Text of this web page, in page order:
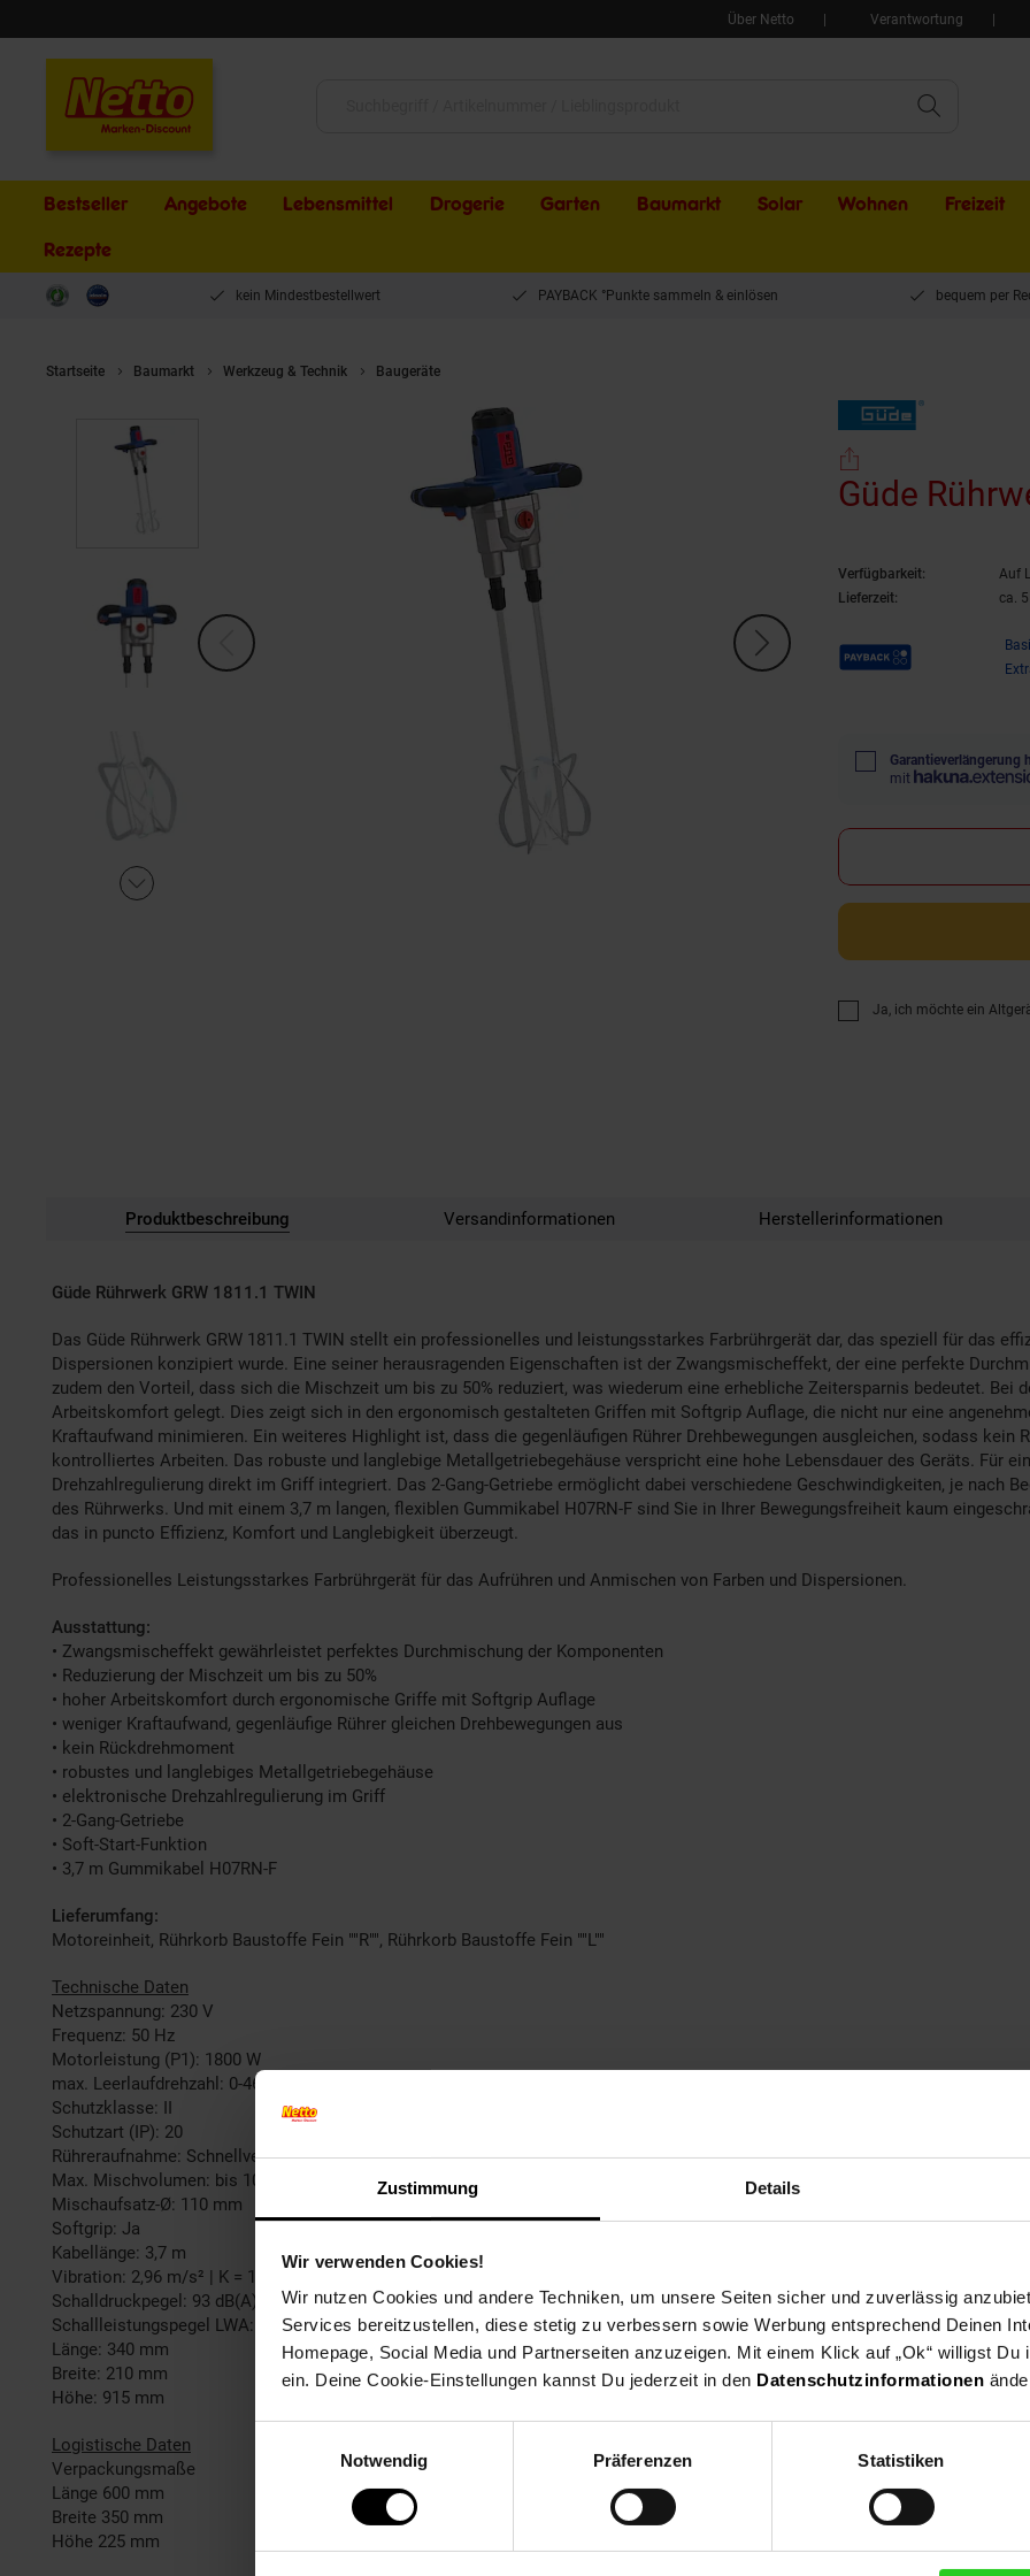
Zustimmung Details
Wir verwenden Cookies!
Wir nutzen Cookies und andere Techniken, um unsere Seiten sicher und zuverlässig
Services bereitzustellen, diese stetig zu verbessern sowie Werbung entsprechend Deinen
Homepage, Social Media und Partnerseiten anzuzeigen. Mit einem Klick auf „Ok“ willigst Du
ein. Deine Cookie-Einstellungen kannst Du jederzeit in den Datenschutzinformationen
Notwendig
Präferenzen Statistiken
Über Netto Verantwortung
Bestseller Angebote Lebensmittel Drogerie Garten Baumarkt Solar Wohnen
Freizeit
Rezepte
kein Mindestbestellwert PAYBACK °Punkte sammeln & einlösen bequem per
Startseite Baumarkt Werkzeug & Technik Baugeräte
Güde
Verfügbarkeit:
Auf
Lieferzeit:
ca.
Payback Punkte
Garantieverlängerung
mit
Ja, ich möchte ein
Produktbeschreibung Versandinformationen Herstellerinformationen
Güde Rührwerk GRW 1811.1 TWIN
Das Güde Rührwerk GRW 1811.1 TWIN stellt ein professionelles und leistungsstarkes Farbrührgerät dar, das speziell für das
Dispersionen konzipiert wurde. Eine seiner herausragenden Eigenschaften ist der Zwangsmischeffekt, der eine perfekte
zudem den Vorteil, dass sich die Mischzeit um bis zu 50% reduziert, was wiederum eine erhebliche Zeitersparnis bedeutet. Bei
Arbeitskomfort gelegt. Dies zeigt sich in den ergonomisch gestalteten Griffen mit Softgrip Auflage, die nicht nur eine
Kraftaufwand minimieren. Ein weiteres Highlight ist, dass die gegenläufigen Rührer Drehbewegungen ausgleichen, sodass
kontrolliertes Arbeiten. Das robuste und langlebige Metallgetriebegehäuse verspricht eine hohe Lebensdauer des Geräts. Für
Drehzahlregulierung direkt im Griff integriert. Das 2-Gang-Getriebe ermöglicht dabei verschiedene Geschwindigkeiten, je nach
des Rührwerks. Und mit einem 3,7 m langen, flexiblen Gummikabel H07RN-F sind Sie in Ihrer Bewegungsfreiheit kaum
das in puncto Effizienz, Komfort und Langlebigkeit überzeugt.
Professionelles Leistungsstarkes Farbrührgerät für das Aufrühren und Anmischen von Farben und Dispersionen.
Ausstattung:
• Zwangsmischeffekt gewährleistet perfektes Durchmischung der Komponenten
• Reduzierung der Mischzeit um bis zu 50%
• hoher Arbeitskomfort durch ergonomische Griffe mit Softgrip Auflage
• weniger Kraftaufwand, gegenläufige Rührer gleichen Drehbewegungen aus
• kein Rückdrehmoment
• robustes und langlebiges Metallgetriebegehäuse
• elektronische Drehzahlregulierung im Griff
• 2-Gang-Getriebe
• Soft-Start-Funktion
• 3,7 m Gummikabel H07RN-F
Lieferumfang:
Motoreinheit, Rührkorb Baustoffe Fein ""R"", Rührkorb Baustoffe Fein ""L""
Technische Daten
Netzspannung: 230 V
Frequenz: 50 Hz
Motorleistung (P1): 1800 W
max. Leerlaufdrehzahl: 0-460 | 0-620 1/min
Schutzklasse: II
Schutzart (IP): 20
Rühreraufnahme: Schnellverschluss
Max. Mischvolumen: bis 100 l
Mischaufsatz-Ø: 110 mm
Softgrip: Ja
Kabellänge: 3,7 m
Vibration: 2,96 m/s² | K = 1,5 m/s²
Schalldruckpegel: 93 dB(A) | K = 3 dB
Schallleistungspegel LWA: 104 dB(A) | K = 3 dB
Länge: 340 mm
Breite: 210 mm
Höhe: 915 mm
Logistische Daten
Verpackungsmaße
Länge 600 mm
Breite 350 mm
Höhe 225 mm